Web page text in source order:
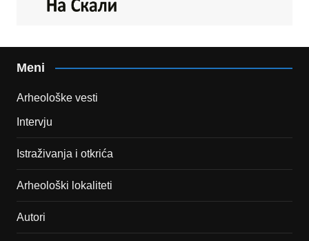
Meni
Arheološke vesti
Intervju
Istraživanja i otkrića
Arheološki lokaliteti
Autori